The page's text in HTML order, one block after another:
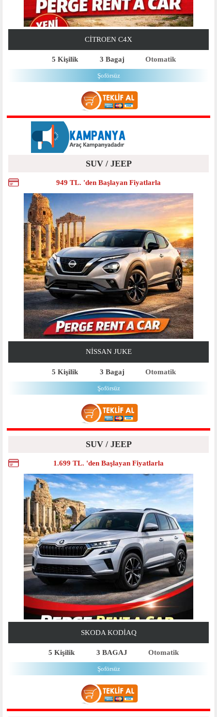
CITROEN C4X
5 Kişilik 3 Bagaj Otomatik
Şoförsüz
SUV / JEEP
949 TL. 'den Başlayan Fiyatlarla
NISSAN JUKE
5 Kişilik 3 Bagaj Otomatik
Şoförsüz
SUV / JEEP
1.699 TL. 'den Başlayan Fiyatlarla
SKODA KODIAQ
5 Kişilik 3 BAGAJ Otomatik
Şoförsüz